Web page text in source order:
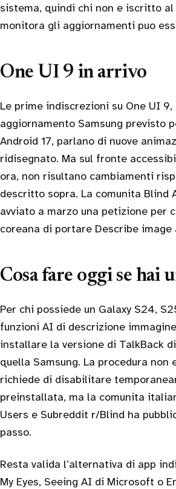
sistema, quindi chi non e iscritto
monitora gli aggiornamenti puo
One UI 9 in arrivo
Le prime indiscrezioni su One UI
aggiornamento Samsung previsto
Android 17, parlano di nuove
ridisegnato. Ma sul fronte
ora, non risultano cambiamenti
descritto sopra. La comunita Blind
avviato a marzo una petizione per
coreana di portare Describe image
Cosa fare oggi se hai
Per chi possiede un Galaxy S24,
funzioni AI di descrizione
installare la versione di TalkBack
quella Samsung. La procedura non
richiede di disabilitare
preinstallata, ma la comunita
Users e Subreddit r/Blind ha
passo.
Resta valida l’alternativa di app
My Eyes, Seeing AI di Microsoft o